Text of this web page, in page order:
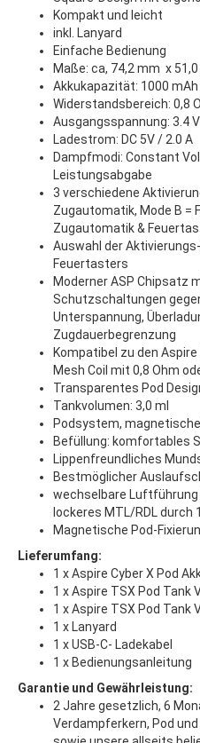
Kompakt und leicht
inkl. Lanyard
Einfache Bedienung
Maße: ca, 74,2 mm x
Akkukapazität: 1000 mAh
Widerstandsbereich: 0,8
Ausgangsspannung: 3.4
Ladestrom: DC 5V / 2.0 A
Dampfmodi: Constant
Leistungsabgabe
3 verschiedene
Zugautomatik, Mode B =
Zugautomatik &
Auswahl der
Feuertasters
Moderner ASP Chipsatz
Schutzschaltungen
Unterspannung,
Zugdauerbegrenzung
Kompatibel zu den
Mesh Coil mit 0,8 Ohm
Transparentes Pod
​​Tankvolumen: 3,0 ml
Podsystem,
Befüllung: komfortables
Lippenfreundliches
Bestmöglicher
wechselbare
lockeres MTL/RDL durch
Magnetische Pod-
Lieferumfang:
1 x Aspire Cyber X Pod
1 x Aspire TSX Pod Tank
1 x Aspire TSX Pod Tank
1 x Lanyard
1 x USB-C- Ladekabel
1 x Bedienungsanleitung
Garantie und Gewährleistung:
2 Jahre gesetzlich, 6
Verdampferkern, Pod